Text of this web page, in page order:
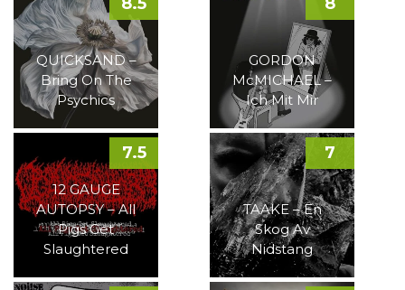
QUICKSAND –
Bring On The
Psychics
GORDON
McMICHAEL –
Ich Mit Mir
12 GAUGE
AUTOPSY – All
Pigs Get
Slaughtered
7.5
TAAKE – En
Skog Av
Nidstang
7